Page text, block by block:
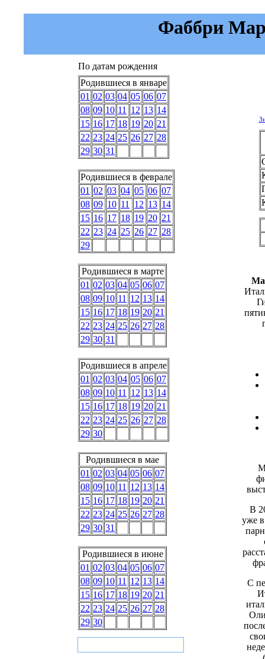
Фаббри
По датам рождения
Родившиеся в январе
01 02 03 04 05 06 07
08 09 10 11 12 13 14
15 16 17 18 19 20 21
22 23 24 25 26 27 28
29 30 31
Родившиеся в феврале
01 02 03 04 05 06 07
08 09 10 11 12 13 14
15 16 17 18 19 20 21
22 23 24 25 26 27 28
29
Родившиеся в марте
01 02 03 04 05 06 07
08 09 10 11 12 13 14
15 16 17 18 19 20 21
22 23 24 25 26 27 28
29 30 31
Родившиеся в апреле
01 02 03 04 05 06 07
08 09 10 11 12 13 14
15 16 17 18 19 20 21
22 23 24 25 26 27 28
29 30
Родившиеся в мае
01 02 03 04 05 06 07
08 09 10 11 12 13 14
15 16 17 18 19 20 21
22 23 24 25 26 27 28
29 30 31
Родившиеся в июне
01 02 03 04 05 06 07
08 09 10 11 12 13 14
15 16 17 18 19 20 21
22 23 24 25 26 27 28
29 30
В
уже
С